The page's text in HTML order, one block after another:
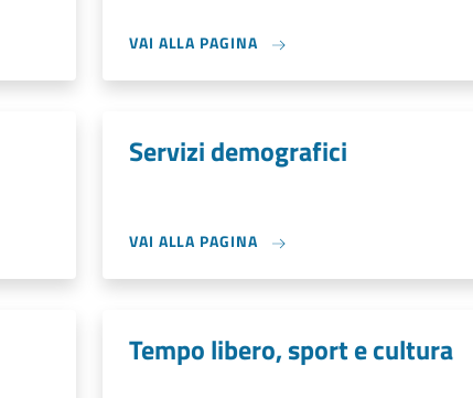
VAI ALLA PAGINA
Servizi demografici
VAI ALLA PAGINA
Tempo libero, sport e cultura